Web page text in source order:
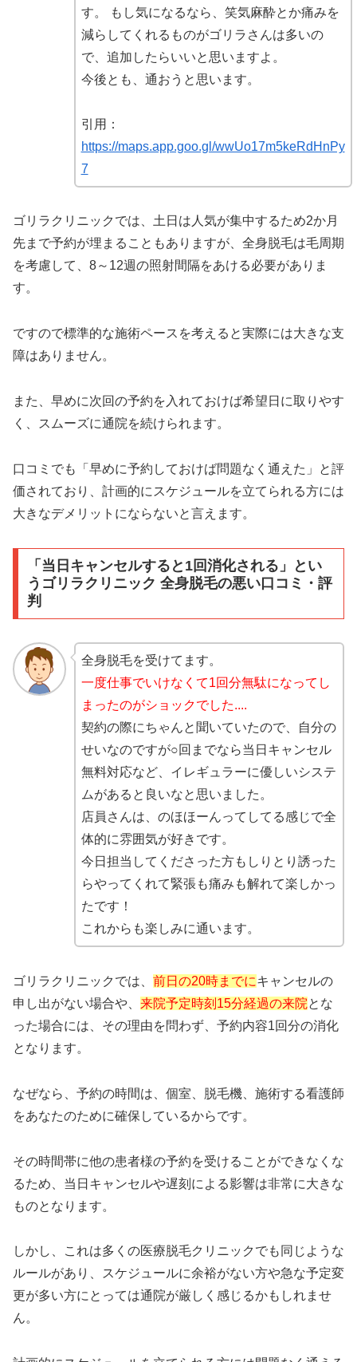
す。 もし気になるなら、笑気麻酔とか痛みを
減らしてくれるものがゴリラさんは多いの
で、追加したらいいと思いますよ。
今後とも、通おうと思います。
引用：
https://maps.app.goo.gl/wwUo17m5keRdHnPy
7
ゴリラクリニックでは、土日は人気が集中するため2か月
先まで予約が埋まることもありますが、全身脱毛は毛周期
を考慮して、8～12週の照射間隔をあける必要がありま
す。
ですので標準的な施術ペースを考えると実際には大きな支
障はありません。
また、早めに次回の予約を入れておけば希望日に取りやす
く、スムーズに通院を続けられます。
口コミでも「早めに予約しておけば問題なく通えた」と評
価されており、計画的にスケジュールを立てられる方には
大きなデメリットにならないと言えます。
「当日キャンセルすると1回消化される」とい
うゴリラクリニック 全身脱毛の悪い口コミ・評
判
全身脱毛を受けてます。
一度仕事でいけなくて1回分無駄になってし
まったのがショックでした....
契約の際にちゃんと聞いていたので、自分の
せいなのですが○回までなら当日キャンセル
無料対応など、イレギュラーに優しいシステ
ムがあると良いなと思いました。
店員さんは、のほほーんってしてる感じで全
体的に雰囲気が好きです。
今日担当してくださった方もしりとり誘った
らやってくれて緊張も痛みも解れて楽しかっ
たです！
これからも楽しみに通います。
ゴリラクリニックでは、 前日の20時までにキャンセルの
申し出がない場合や、 来院予定時刻15分経過の来院とな
った場合には、その理由を問わず、予約内容1回分の消化
となります。
なぜなら、予約の時間は、個室、脱毛機、施術する看護師
をあなたのために確保しているからです。
その時間帯に他の患者様の予約を受けることができなくな
るため、当日キャンセルや遅刻による影響は非常に大きな
ものとなります。
しかし、これは多くの医療脱毛クリニックでも同じような
ルールがあり、スケジュールに余裕がない方や急な予定変
更が多い方にとっては通院が厳しく感じるかもしれませ
ん。